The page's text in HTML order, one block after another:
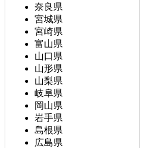
奈良県
宮城県
宮崎県
富山県
山口県
山形県
山梨県
岐阜県
岡山県
岩手県
島根県
広島県